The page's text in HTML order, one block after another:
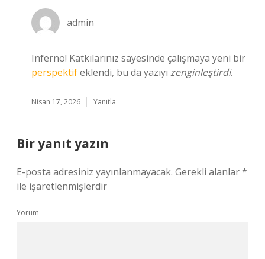
admin
Inferno! Katkılarınız sayesinde çalışmaya yeni bir
perspektifeklendi, bu da yazıyı zenginleştirdi.
Nisan 17, 2026 Yanıtla
Bir yanıt yazın
E-posta adresiniz yayınlanmayacak. Gerekli alanlar*
ile işaretlenmişlerdir
Yorum